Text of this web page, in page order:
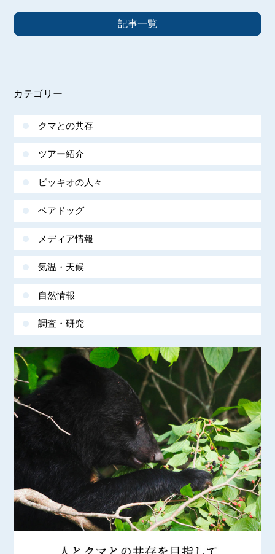
記事一覧
カテゴリー
クマとの共存
ツアー紹介
ピッキオの人々
ベアドッグ
メディア情報
気温・天候
自然情報
調査・研究